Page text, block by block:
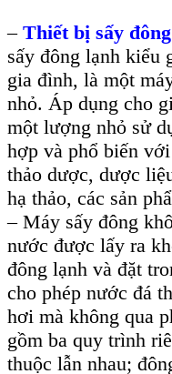
– Thiết bị sấy
sấy đông lạnh kiểu
gia đình, là một
nhỏ. Áp dụng cho
một lượng nhỏ sử
hợp và phổ biến
thảo dược, dược
hạ thảo, các sản
– Máy sấy đông
nước được lấy ra
đông lạnh và đặt
cho phép nước đá
hơi mà không qua
gồm ba quy trình
thuộc lẫn nhau;